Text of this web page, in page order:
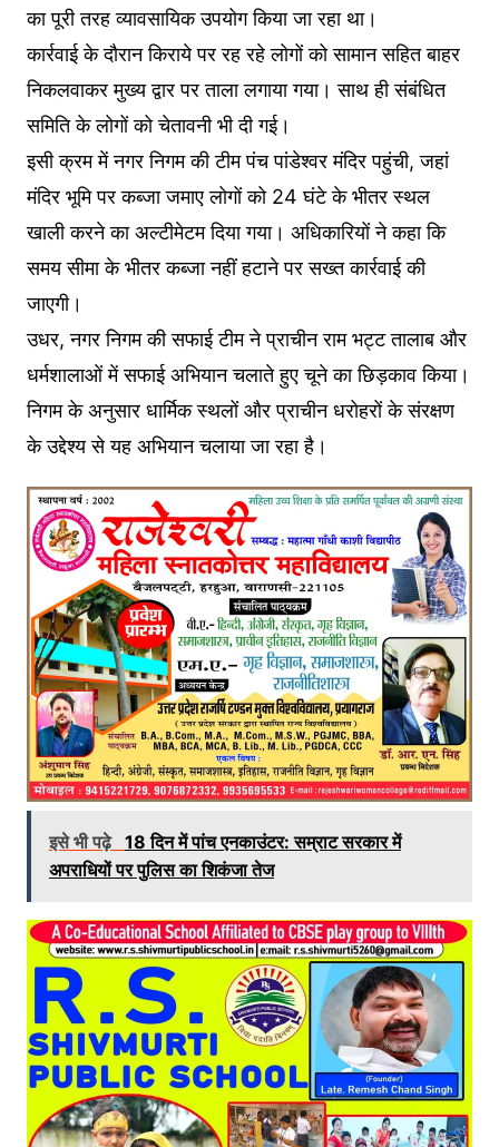
का पूरी तरह व्यावसायिक उपयोग किया जा रहा था।
कार्रवाई के दौरान किराये पर रह रहे लोगों को सामान सहित बाहर
निकलवाकर मुख्य द्वार पर ताला लगाया गया। साथ ही संबंधित
समिति के लोगों को चेतावनी भी दी गई।
इसी क्रम में नगर निगम की टीम पंच पांडेश्वर मंदिर पहुंची, जहां
मंदिर भूमि पर कब्जा जमाए लोगों को 24 घंटे के भीतर स्थल
खाली करने का अल्टीमेटम दिया गया। अधिकारियों ने कहा कि
समय सीमा के भीतर कब्जा नहीं हटाने पर सख्त कार्रवाई की
जाएगी।
उधर, नगर निगम की सफाई टीम ने प्राचीन राम भट्ट तालाब और
धर्मशालाओं में सफाई अभियान चलाते हुए चूने का छिड़काव किया।
निगम के अनुसार धार्मिक स्थलों और प्राचीन धरोहरों के संरक्षण
के उद्देश्य से यह अभियान चलाया जा रहा है।
इसे भी पढ़े 18 दिन में पांच एनकाउंटर: सम्राट सरकार में
अपराधियों पर पुलिस का शिकंजा तेज